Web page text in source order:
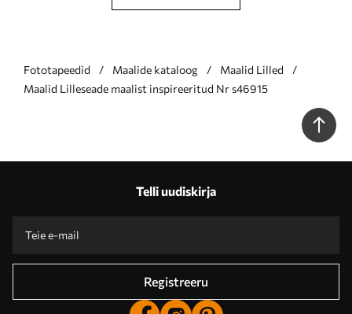
Fototapeedid Maalide kataloog
Maalid Lilled
Maalid Lilleseade maalist inspireeritud Nr s46915
Telli uudiskirja
Registreeru